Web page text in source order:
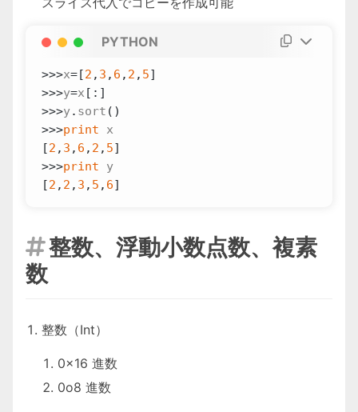
PYTHON
>>>x=[2 , 3 , 6 , 2 , 5]
>>>y=x [:]
>>>y. sort ()
>>>print
x
[2 , 3 , 6 , 2 , 5]
>>>print
y
[2 , 2 , 3 , 5 , 6]
整数、浮動小数点数、複素
数
整数（Int）
0x16 進数
0o8 進数